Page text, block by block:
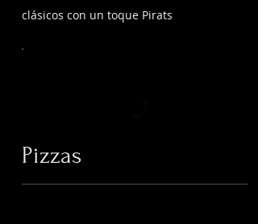
clásicos con un toque Pirats
Pizzas